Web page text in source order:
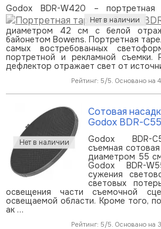
Godox BDR-W420 – портретная
диаметром 42 см с белой
байонетом Bowens. Портретная
самых востребованных
портретной и рекламной съемки.
дефлектор отражает свет от
Рейтинг: 5/5. Основано на
Сотовая
Godox BDR-
Godox BDR-
cъемная
диаметром 55
Godox BDR-
сужения
световых
освещения части съемочной
освещаемой области. Кроме того,
ак …
Рейтинг: 5/5. Основано на